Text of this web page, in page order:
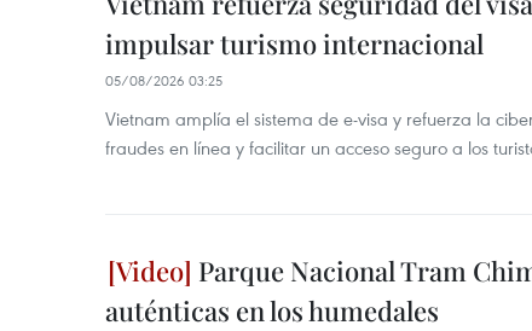
impulsar turismo internacional
05/08/2026 03:25
Vietnam amplía el sistema de e-visa y refuerza la
fraudes en línea y facilitar un acceso seguro a los
Parque Nacional Tram
auténticas en los humedales